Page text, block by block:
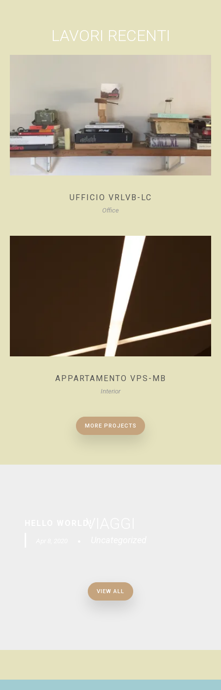
LAVORI RECENTI
UFFICIO VRLVB-LC
Office
APPARTAMENTO VPS-MB
Interior
MORE PROJECTS
VIEW ALL